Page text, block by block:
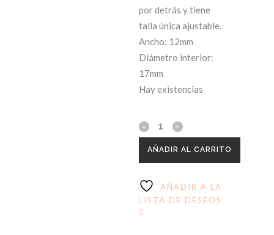
por detrás y tiene
talla única ajustable.
Ancho: 12mm
Diámetro interior:
17mm
Hay existencias
AÑADIR AL CARRITO
AÑADIR A LA
LISTA DE DESEOS